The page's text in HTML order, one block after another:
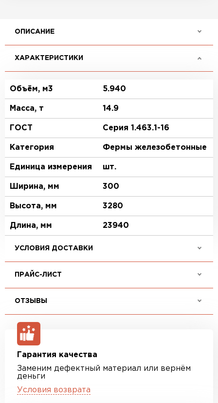
ОПИСАНИЕ
ХАРАКТЕРИСТИКИ
Объём, м3 5.940
Масса, т 14.9
ГОСТ Серия 1.463.1-16
Категория Фермы железобетонные
Единица измерения шт.
Ширина, мм 300
Высота, мм 3280
Длина, мм 23940
УСЛОВИЯ ДОСТАВКИ
ПРАЙС-ЛИСТ
ОТЗЫВЫ
Гарантия качества
Заменим дефектный материал или вернём
деньги
Условия возврата